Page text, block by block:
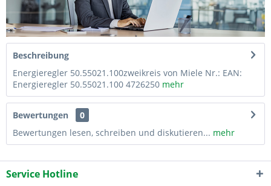
Beschreibung
Energieregler 50.55021.100zweikreis von Miele Nr.: EAN:
Energieregler 50.55021.100 4726250 mehr
Bewertungen
0
Bewertungen lesen, schreiben und diskutieren... mehr
Service Hotline